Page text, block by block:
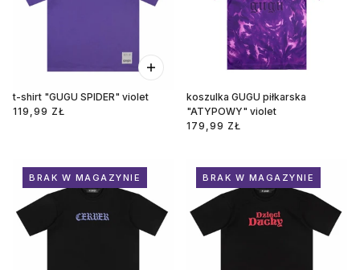
t-shirt "GUGU SPIDER" violet
119,99 ZŁ
koszulka GUGU piłkarska
"ATYPOWY" violet
179,99 ZŁ
BRAK W MAGAZYNIE BRAK W MAGAZYNIE